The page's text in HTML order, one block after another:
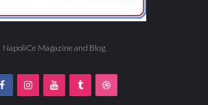
NapoliCe Magazine and Blog.